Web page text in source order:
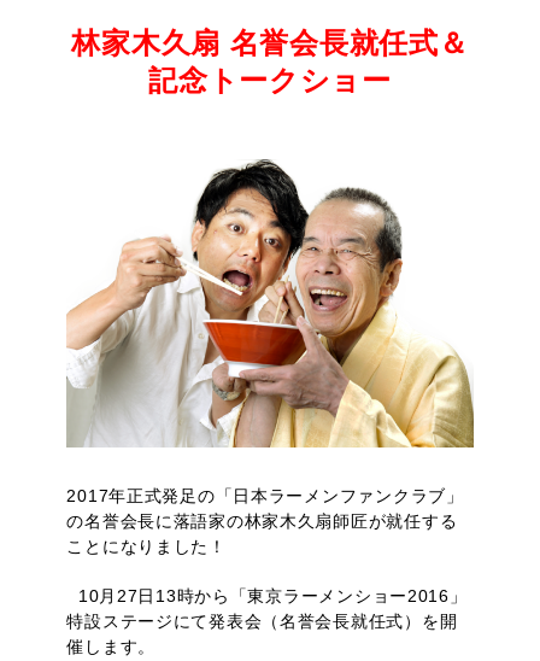
林家木久扇 名誉会長就任式＆
記念トークショー
2017年正式発足の「日本ラーメンファンクラブ」
の名誉会長に落語家の林家木久扇師匠が就任する
ことになりました！
10月27日13時から「東京ラーメンショー2016」
特設ステージにて発表会（名誉会長就任式）を開
催します。